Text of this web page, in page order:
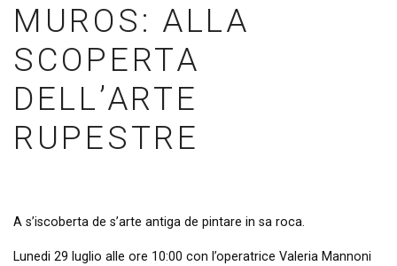
MUROS: ALLA
SCOPERTA
DELL’ARTE
RUPESTRE
A s’iscoberta de s’arte antiga de pintare in sa roca.
Lunedi 29 luglio alle ore 10:00 con l’operatrice Valeria Mannoni